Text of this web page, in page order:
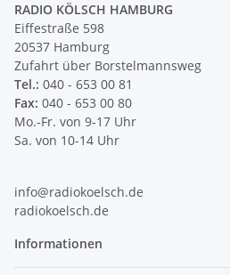
RADIO KÖLSCH HAMBURG
Eiffestraße 598
20537 Hamburg
Zufahrt über Borstelmannsweg
Tel.: 040 - 653 00 81
Fax: 040 - 653 00 80
Mo.-Fr. von 9-17 Uhr
Sa. von 10-14 Uhr
info@radiokoelsch.de
radiokoelsch.de
Informationen